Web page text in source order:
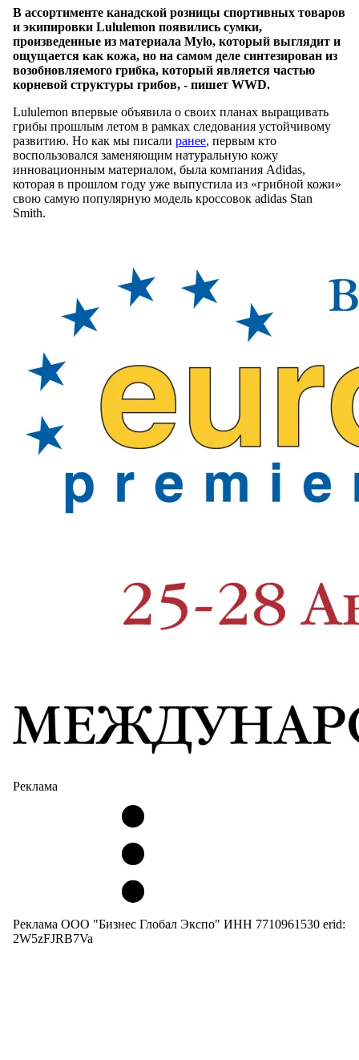
В ассортименте канадской розницы спортивных товаров
и экипировки Lululemon появились сумки,
произведенные из материала Mylo, который выглядит и
ощущается как кожа, но на самом деле синтезирован из
возобновляемого грибка, который является частью
корневой структуры грибов, - пишет WWD.
Lululemon впервые объявила о своих планах выращивать
грибы прошлым летом в рамках следования устойчивому
развитию. Но как мы писали ранее, первым кто
воспользовался заменяющим натуральную кожу
инновационным материалом, была компания Adidas,
которая в прошлом году уже выпустила из «грибной кожи»
свою самую популярную модель кроссовок adidas Stan
Smith.
Реклама
Реклама ООО "Бизнес Глобал Экспо" ИНН 7710961530 erid:
2W5zFJRB7Va